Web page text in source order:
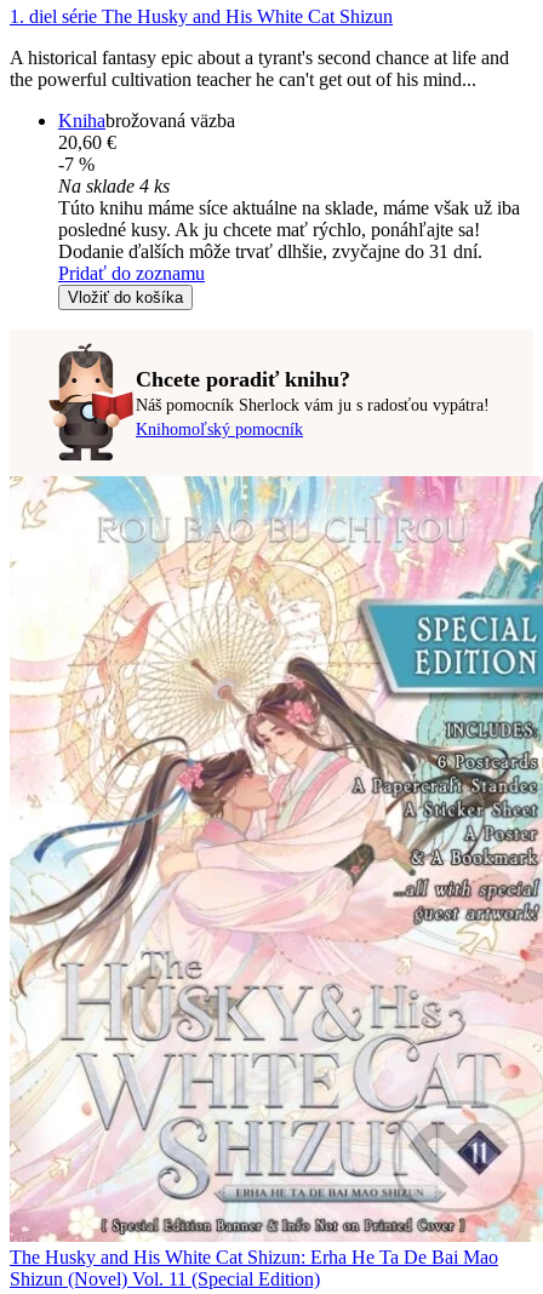
1. diel série The Husky and His White Cat Shizun
A historical fantasy epic about a tyrant's second chance at life and
the powerful cultivation teacher he can't get out of his mind...
Knihabrožovaná väzba
20,60 €
-7 %
Na sklade 4 ks
Túto knihu máme síce aktuálne na sklade, máme však už iba
posledné kusy. Ak ju chcete mať rýchlo, ponáhľajte sa!
Dodanie ďalších môže trvať dlhšie, zvyčajne do 31 dní.
Pridať do zoznamu
Vložiť do košíka
Chcete poradiť knihu?
Náš pomocník Sherlock vám ju s radosťou vypátra!
Knihomoľský pomocník
The Husky and His White Cat Shizun: Erha He Ta De Bai Mao
Shizun (Novel) Vol. 11 (Special Edition)